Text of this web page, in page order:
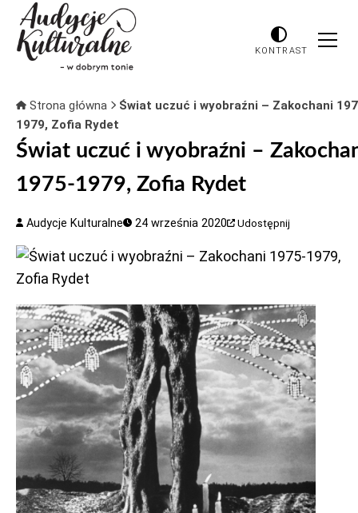
KONTRAST
Strona główna
Świat uczuć i wyobraźni – Zakochani
1979, Zofia Rydet
Świat uczuć i wyobraźni –
1975-1979, Zofia Rydet
Audycje Kulturalne 24 września 2020 Udostępnij